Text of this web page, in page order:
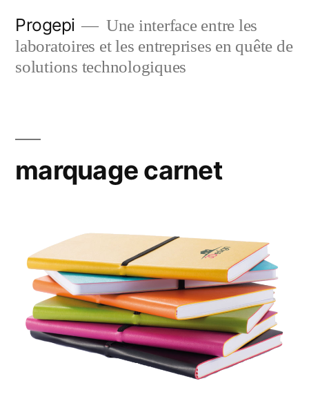
content
Progepi
Une interface entre les
laboratoires et les entreprises en quête de
solutions technologiques
marquage carnet